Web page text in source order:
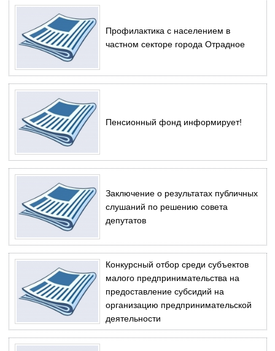
Профилактика с населением в
частном секторе города Отрадное
Пенсионный фонд информирует!
Заключение о результатах публичных
слушаний по решению совета
депутатов
Конкурсный отбор среди субъектов
малого предпринимательства на
предоставление субсидий на
организацию предпринимательской
деятельности